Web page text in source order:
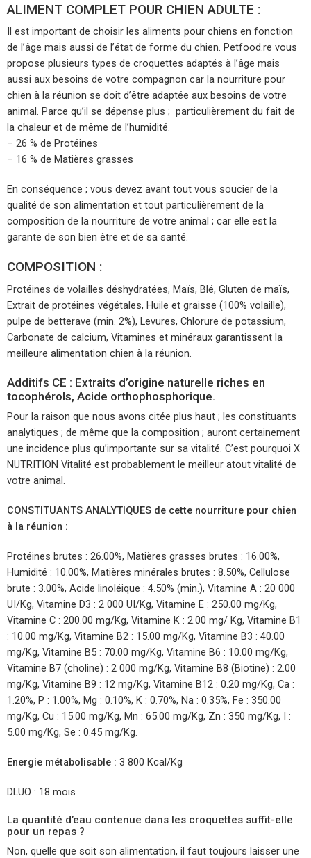
ALIMENT COMPLET POUR CHIEN ADULTE :
Il est important de choisir les aliments pour chiens en fonction
de l’âge mais aussi de l’état de forme du chien. Petfood.re vous
propose plusieurs types de croquettes adaptés à l’âge mais
aussi aux besoins de votre compagnon car la nourriture pour
chien à la réunion se doit d’être adaptée aux besoins de votre
animal. Parce qu’il se dépense plus ; particulièrement du fait de
la chaleur et de même de l’humidité.
– 26 % de Protéines
– 16 % de Matières grasses
En conséquence ; vous devez avant tout vous soucier de la
qualité de son alimentation et tout particulièrement de la
composition de la nourriture de votre animal ; car elle est la
garante de son bien être et de sa santé.
COMPOSITION :
Protéines de volailles déshydratées, Maïs, Blé, Gluten de maïs,
Extrait de protéines végétales, Huile et graisse (100% volaille),
pulpe de betterave (min. 2%), Levures, Chlorure de potassium,
Carbonate de calcium, Vitamines et minéraux garantissent la
meilleure alimentation chien à la réunion.
Additifs CE : Extraits d’origine naturelle riches en
tocophérols, Acide orthophosphorique.
Pour la raison que nous avons citée plus haut ; les constituants
analytiques ; de même que la composition ; auront certainement
une incidence plus qu’importante sur sa vitalité. C’est pourquoi X
NUTRITION Vitalité est probablement le meilleur atout vitalité de
votre animal.
CONSTITUANTS ANALYTIQUES de cette nourriture pour chien
à la réunion :
Protéines brutes : 26.00%, Matières grasses brutes : 16.00%,
Humidité : 10.00%, Matières minérales brutes : 8.50%, Cellulose
brute : 3.00%, Acide linoléique : 4.50% (min.), Vitamine A : 20 000
UI/Kg, Vitamine D3 : 2 000 UI/Kg, Vitamine E : 250.00 mg/Kg,
Vitamine C : 200.00 mg/Kg, Vitamine K : 2.00 mg/ Kg, Vitamine B1
: 10.00 mg/Kg, Vitamine B2 : 15.00 mg/Kg, Vitamine B3 : 40.00
mg/Kg, Vitamine B5 : 70.00 mg/Kg, Vitamine B6 : 10.00 mg/Kg,
Vitamine B7 (choline) : 2 000 mg/Kg, Vitamine B8 (Biotine) : 2.00
mg/Kg, Vitamine B9 : 12 mg/Kg, Vitamine B12 : 0.20 mg/Kg, Ca :
1.20%, P : 1.00%, Mg : 0.10%, K : 0.70%, Na : 0.35%, Fe : 350.00
mg/Kg, Cu : 15.00 mg/Kg, Mn : 65.00 mg/Kg, Zn : 350 mg/Kg, I :
5.00 mg/Kg, Se : 0.45 mg/Kg.
Energie métabolisable : 3 800 Kcal/Kg
DLUO : 18 mois
La quantité d’eau contenue dans les croquettes suffit-elle
pour un repas ?
Non, quelle que soit son alimentation, il faut toujours laisser une